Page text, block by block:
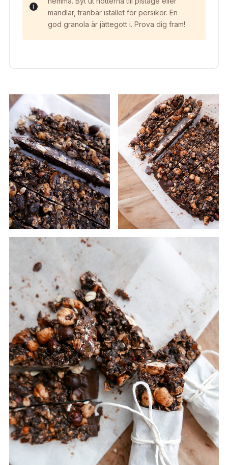
mandlar, tranbär istället för persikor. En
god granola är jättegott i. Prova dig fram!